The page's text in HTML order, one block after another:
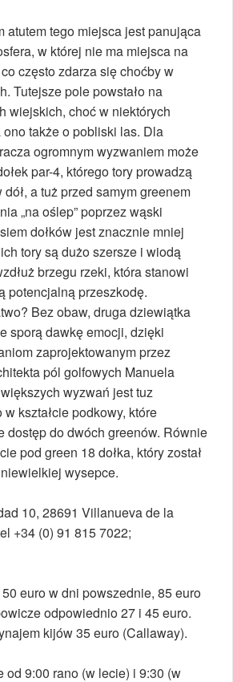
atutem tego miejsca jest panująca
w której nie ma miejsca na
często zdarza się choćby w
Tutejsze pole powstało na
wiejskich, choć w niektórych
także o pobliski las. Dla
ogromnym wyzwaniem może
par-4, którego tory prowadzą
a tuż przed samym greenem
„na oślep” poprzez wąski
dołków jest znacznie mniej
tory są dużo szersze i wiodą
brzegu rzeki, która stanowi
potencjalną przeszkodę.
Bez obaw, druga dziewiątka
sporą dawkę emocji, dzięki
zaprojektowanym przez
pól golfowych Manuela
wyzwań jest tuz
kształcie podkowy, które
dostęp do dwóch greenów. Równie
pod green 18 dołka, który został
wysepce.
10, 28691 Villanueva de la
+34 (0) 91 815 7022;
euro w dni powszednie, 85 euro
odpowiednio 27 i 45 euro.
kijów 35 euro (Callaway).
od 9:00 rano (w lecie) i 9:30 (w